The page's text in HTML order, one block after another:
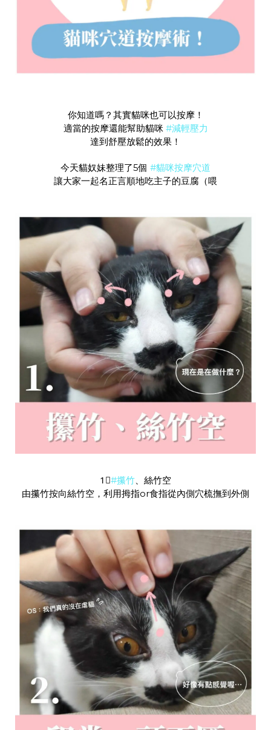
你知道嗎？其實貓咪也可以按摩！
適當的按摩還能幫助貓咪 #減輕壓力
達到舒壓放鬆的效果！
今天貓奴妹整理了5個 #貓咪按摩穴道
讓大家一起名正言順地吃主子的豆腐（喂
1⃣️#攥竹、絲竹空
由攥竹按向絲竹空，利用拇指or食指從內側穴梳撫到外側